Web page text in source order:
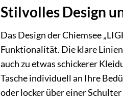
Stilvolles Design
Das Design der Chiemsee
Funktionalität. Die klare
auch zu etwas schickerer
Tasche individuell an Ihre
oder locker über einer